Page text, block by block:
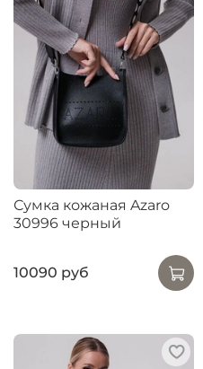
Сумка кожаная Azaro
30996 черный
10090 руб